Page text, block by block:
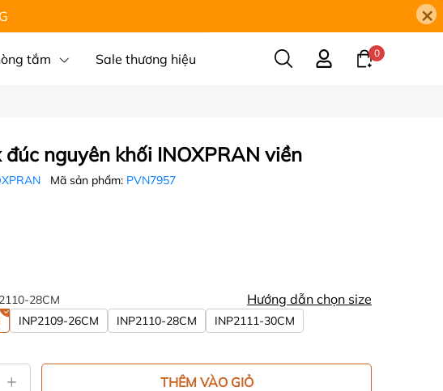
×
tắm Sale thương hiệu 0
đúc nguyên khối INOXPRAN viền
Mã sản phẩm: PVN7957
28CM Hướng dẫn chọn size
INP2109-26CM INP2110-28CM INP2111-30CM
THÊM VÀO GIỎ